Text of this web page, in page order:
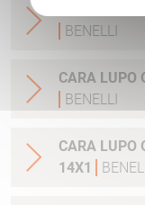
BENELLI
BENELLI
CARA LUPO
14X1